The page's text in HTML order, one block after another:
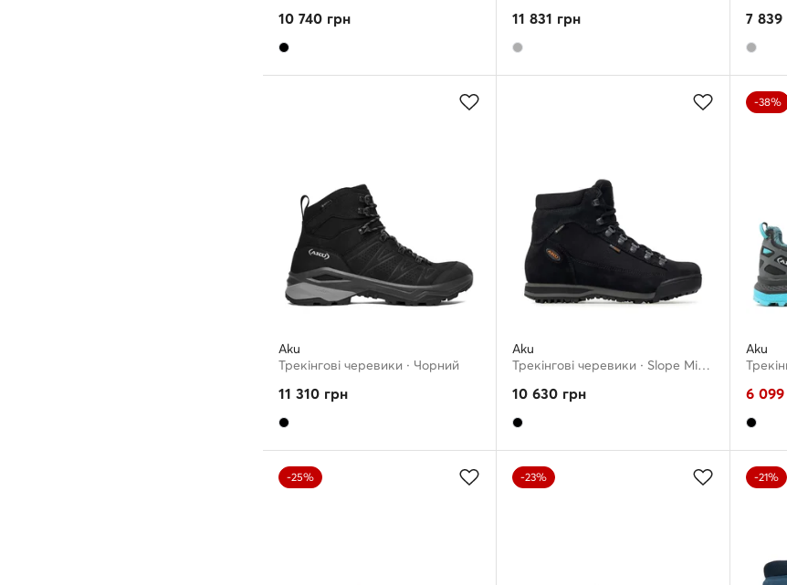
10 740 грн 11 831 грн 7 839
Aku
Трекінгові черевики · Чорний
11 310 грн
Aku
Трекінгові черевики · Slope Micro Gtx GORE-TEX 885.10 · Чорний
10 630 грн
-38%
Aku
6 099
-25% -23% -21%